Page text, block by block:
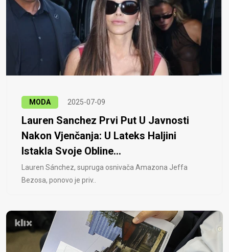
MODA 2025-07-09
Lauren Sanchez Prvi Put U Javnosti
Nakon Vjenčanja: U Lateks Haljini
Istakla Svoje Obline...
Lauren Sánchez, supruga osnivača Amazona Jeffa
Bezosa, ponovo je priv..